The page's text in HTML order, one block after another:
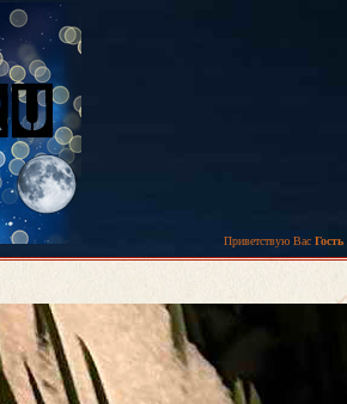
Приветствую Вас Гость